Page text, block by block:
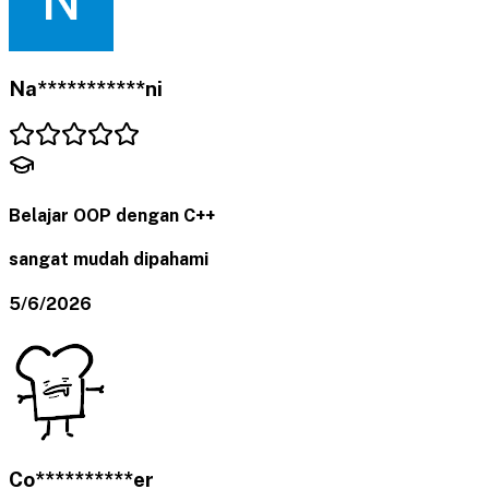
Na***********ni
Belajar OOP dengan C++
sangat mudah dipahami
5/6/2026
Co**********er